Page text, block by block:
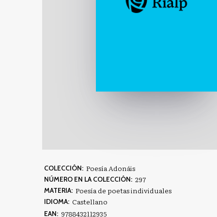
COLECCIÓN: Poesía Adonáis
NÚMERO EN LA COLECCIÓN: 297
MATERIA: Poesía de poetas individuales
IDIOMA: Castellano
EAN: 9788432112935